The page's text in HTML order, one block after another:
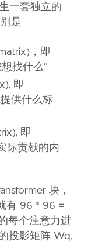
一套独立的
是
，即
找什么"
即
供什么标
即
际贡献的内
块，
有 96 * 96 =
每个注意力进
投影矩阵 Wq,